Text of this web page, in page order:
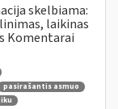
skelbiama:
laikinas
Komentarai
pasirašantis asmuo